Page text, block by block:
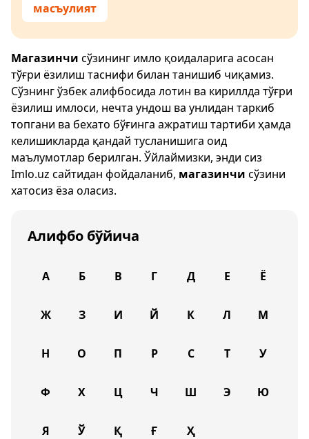
масъулият
Магазинчи сўзининг имло қоидаларига асосан
тўғри ёзилиш таснифи билан танишиб чиқамиз.
Сўзнинг ўзбек алифбосида лотин ва кириллда тўғри
ёзилиш имлоси, нечта ундош ва унлидан таркиб
топгани ва бехато бўғинга ажратиш тартиби ҳамда
келишикларда қандай тусланишига оид
маълумотлар берилган. Ўйлаймизки, энди сиз
Imlo.uz сайтидан фойдаланиб, магазинчи сўзини
хатосиз ёза оласиз.
Алифбо бўйича
А Б В Г Д Е Ё
Ж З И Й К Л М
Н О П Р С Т У
Ф Х Ц Ч Ш Э Ю
Я Ў Қ Ғ Ҳ